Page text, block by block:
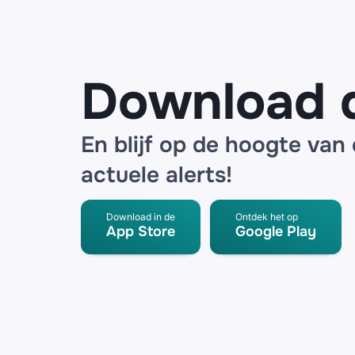
Download
En blijf op de hoogte van
actuele alerts!
Download in de
App Store
Ontdek het op
Google Play